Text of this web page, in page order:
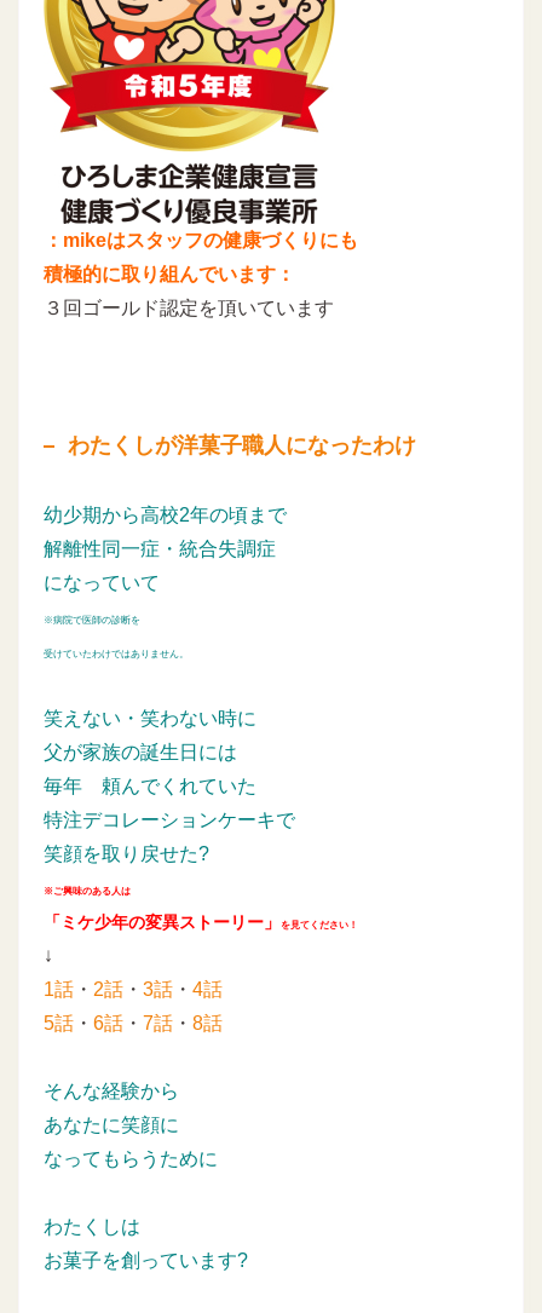
：mikeはスタッフの健康づくりにも
積極的に取り組んでいます：
３回ゴールド認定を頂いています
わたくしが洋菓子職人になったわけ
幼少期から高校2年の頃まで
解離性同一症・統合失調症
になっていて
※病院で医師の診断を
受けていたわけではありません。
笑えない・笑わない時に
父が家族の誕生日には
毎年 頼んでくれていた
特注デコレーションケーキで
笑顔を取り戻せた?
※ご興味のある人は
「ミケ少年の変異ストーリー」 を見てください！
↓
1話 ・ 2話 ・ 3話 ・ 4話
5話 ・ 6話 ・ 7話 ・ 8話
そんな経験から
あなたに笑顔に
なってもらうために
わたくしは
お菓子を創っています?